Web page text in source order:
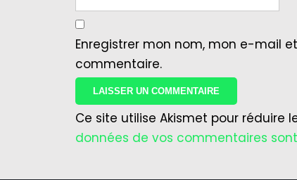
Enregistrer mon nom, mon e-mail
commentaire.
Ce site utilise Akismet pour réduire
données de vos commentaires